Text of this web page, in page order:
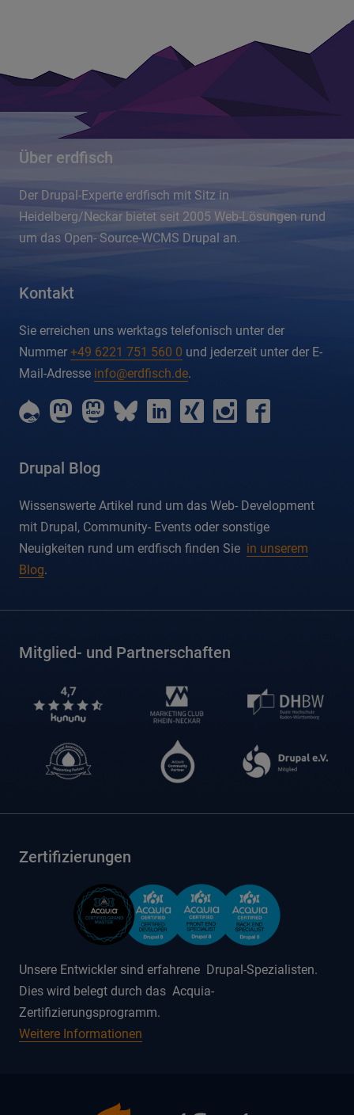
Über erdfisch
Der Drupal-Experte erdfisch mit Sitz in
Heidelberg/Neckar bietet seit 2005 Web-Lösungen rund
um das Open- Source-WCMS Drupal an.
Kontakt
Sie erreichen uns werktags telefonisch unter der
Nummer +49 6221 751 560 0 und jederzeit unter der E-
Mail-Adresse info@erdfisch.de.
erdfisch
on
erdfisch
on
erdfisch
on
erdfisch
on
erdfisch
on
erdfisch
on
erdfisch
on
Drupal Blog
Wissenswerte Artikel rund um das Web- Development
mit Drupal, Community- Events oder sonstige
Neuigkeiten rund um erdfisch finden Sie in unserem
Blog.
Mitglied- und Partnerschaften
Zertifizierungen
Unsere Entwickler sind erfahrene Drupal-Spezialisten.
Dies wird belegt durch das Acquia-
Zertifizierungsprogramm.
Weitere Informationen